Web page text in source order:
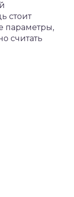
стоит
параметры,
считать